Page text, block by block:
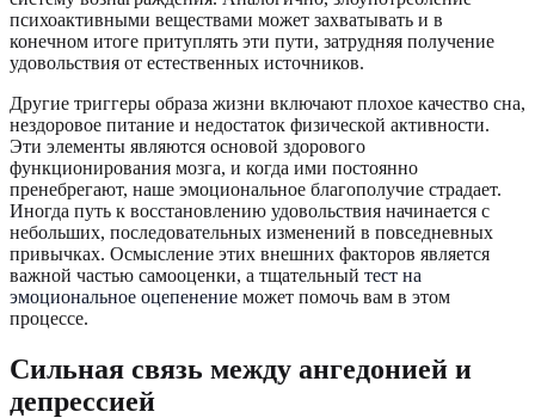
психоактивными веществами может захватывать и в
конечном итоге притуплять эти пути, затрудняя получение
удовольствия от естественных источников.
Другие триггеры образа жизни включают плохое качество сна,
нездоровое питание и недостаток физической активности.
Эти элементы являются основой здорового
функционирования мозга, и когда ими постоянно
пренебрегают, наше эмоциональное благополучие страдает.
Иногда путь к восстановлению удовольствия начинается с
небольших, последовательных изменений в повседневных
привычках. Осмысление этих внешних факторов является
важной частью самооценки, а тщательный тест на
эмоциональное оцепенение может помочь вам в этом
процессе.
Сильная связь между ангедонией и
депрессией